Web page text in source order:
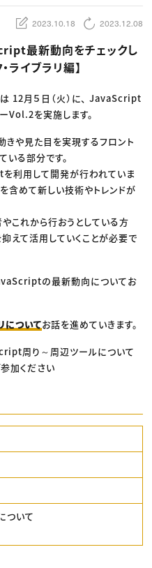
らせ
ながる×メディア
2023.10.18 2023.12.08
最新動向をチェックし
ライブラリ編】
12月５日（火）に、 JavaScript
Vol.2を実施します。
や見た目を実現するフロント
る部分です。
利用して開発が行われていま
含めて新しい技術やトレンドが
これから行おうとしている方
えて活用していくことが必要で
の最新動向についてお
についてお話を進めていきます。
周り～周辺ツールについて
加ください
ついて